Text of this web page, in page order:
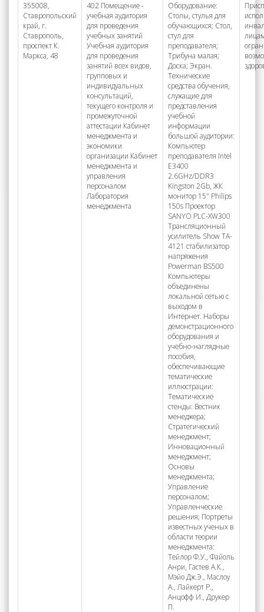
355008,
Ставропольский
край, г.
Ставрополь,
проспект К.
Маркса, 48
402 Помещение -
учебная аудитория
для проведения
учебных занятий
Учебная аудитория
для проведения
занятий всех видов,
групповых и
индивидуальных
консультаций,
текущего контроля и
промежуточной
аттестации Кабинет
менеджмента и
экономики
организации Кабинет
менеджмента и
управления
персоналом
Лаборатория
менеджмента
Оборудование:
Столы, стулья для
обучающихся; Стол,
стул для
преподавателя;
Трибуна малая;
Доска; Экран.
Технические
средства обучения,
служащие для
представления
учебной
информации
большой аудитории:
Компьютер
преподавателя Intel
E3400
2.6GHz/DDR3
Kingston 2Gb, ЖК
монитор 15" Philips
150s Проектор
SANYO PLC-XW300
Трансляционный
усилитель Show TA-
4121 стабилизатор
напряжения
Powerman BS500
Компьютеры
объединены
локальной сетью с
выходом в
Интернет. Наборы
демонстрационного
оборудования и
учебно-наглядные
пособия,
обеспечивающие
тематические
иллюстрации:
Тематические
стенды: Вестник
менеджера;
Стратегический
менеджмент;
Инновационный
менеджмент;
Основы
менеджмента;
Управление
персоналом;
Управленческие
решения; Портреты
известных ученых в
области теории
менеджмента:
Тейлор Ф.У., Файоль
Анри, Гастев А.К.,
Мэйо Дж.Э., Маслоу
А., Лайкерт Р.,
Анцофф И., Друкер
П.